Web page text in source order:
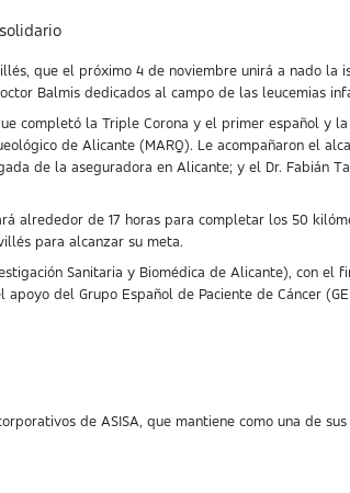
que el próximo 4 de noviembre unirá a nado
Balmis dedicados al campo de las leucemias
completó la Triple Corona y el primer español y
de Alicante (MARQ). Le acompañaron el
de la aseguradora en Alicante; y el Dr. Fabián
de 17 horas para completar los 50
para alcanzar su meta.
Sanitaria y Biomédica de Alicante), con
del Grupo Español de Paciente de Cáncer
de ASISA, que mantiene como una de